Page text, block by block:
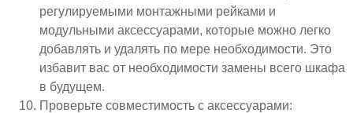
регулируемыми монтажными рейками и
модульными аксессуарами, которые можно легко
добавлять и удалять по мере необходимости. Это
избавит вас от необходимости замены всего шкафа
в будущем.
Проверьте совместимость с аксессуарами: